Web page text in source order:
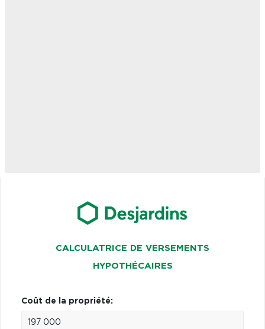
CALCULATRICE DE VERSEMENTS
HYPOTHÉCAIRES
Coût de la propriété: